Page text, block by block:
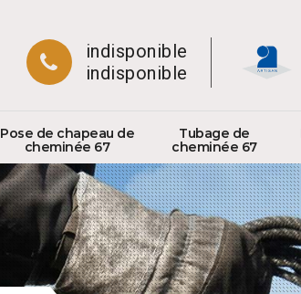
indisponible
indisponible
Pose de chapeau de
cheminée 67
Tubage de
cheminée 67